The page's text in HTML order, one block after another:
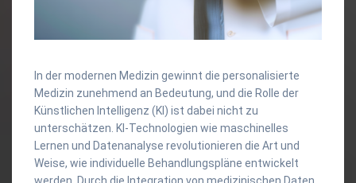
In der modernen Medizin gewinnt die personalisierte
Medizin zunehmend an Bedeutung, und die Rolle der
Künstlichen Intelligenz (KI) ist dabei nicht zu
unterschätzen. KI-Technologien wie maschinelles
Lernen und Datenanalyse revolutionieren die Art und
Weise, wie individuelle Behandlungspläne entwickelt
werden. Durch die Integration von medizinischen Daten